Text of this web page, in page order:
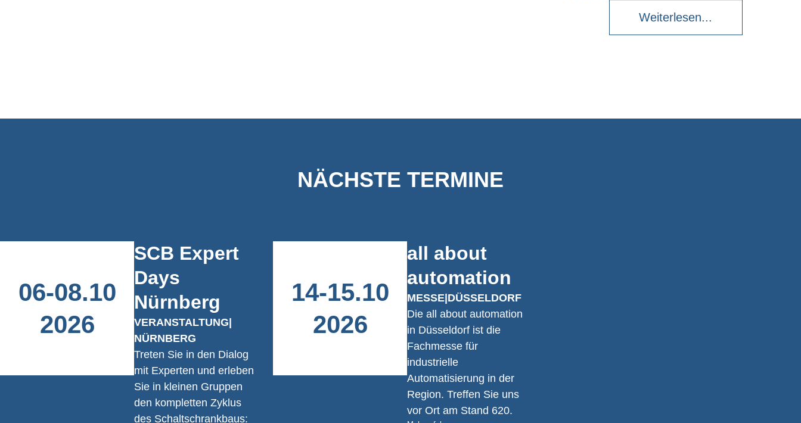
Weiterlesen...
NÄCHSTE TERMINE
06-08.10
2026
SCB Expert
Days
Nürnberg
VERANSTALTUNG
NÜRNBERG
Treten Sie in den Dialog
mit Experten und erleben
Sie in kleinen Gruppen
den kompletten Zyklus
des Schaltschrankbaus:
14-15.10
2026
all about
automation
MESSE DÜSSELDORF
Die all about automation
in Düsseldorf ist die
Fachmesse für
industrielle
Automatisierung in der
Region. Treffen Sie uns
vor Ort am Stand 620.